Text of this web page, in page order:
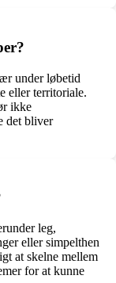
under løbetid
eller territoriale.
ikke
det bliver
leg,
eller simpelthen
at skelne mellem
for at kunne